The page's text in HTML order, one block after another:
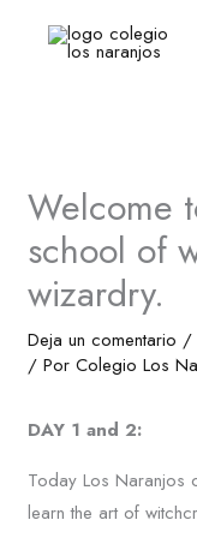
Welcome
school of
wizardry.
Deja un comentario
/ PorColegio Los
DAY 1 and 2:
Today Los Naranjos
learn the art of